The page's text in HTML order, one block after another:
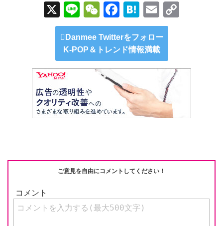
X
Li
n
e
W
e
C
h
at
F
a
c
e
b
o
o
k
H
at
e
n
a
E
m
ail
Li
Danmee Twitterをフォロー
K-POP＆トレンド情報満載
ご意見を自由にコメントしてください！